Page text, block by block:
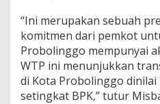
“Ini merupakan sebuah
komitmen dari pemkot
Probolinggo mempunyai
WTP ini menunjukkan
di Kota Probolinggo dinilai
setingkat BPK,” tutur